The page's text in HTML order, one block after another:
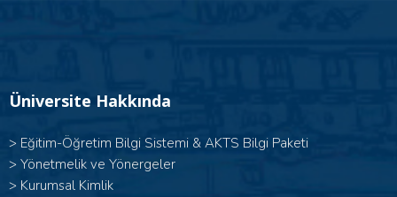
Üniversite Hakkında
> Eğitim-Öğretim Bilgi Sistemi & AKTS Bilgi Paketi
> Yönetmelik ve Yönergeler
> Kurumsal Kimlik